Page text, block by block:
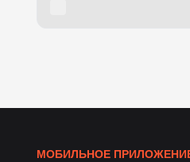
МОБИЛЬНОЕ